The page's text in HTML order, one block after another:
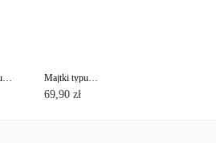
Majtki typu"tanga" o średnim stanie SUMMERTIME TP6201 Majtki typu"tanga" o średnim stanie SUMMERTIME TP6201
69,90 zł